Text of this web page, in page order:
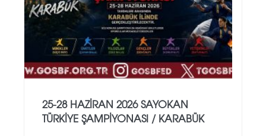
25-28 HAZİRAN 2026 SAYOKAN
TÜRKİYE ŞAMPİYONASI / KARABÜK